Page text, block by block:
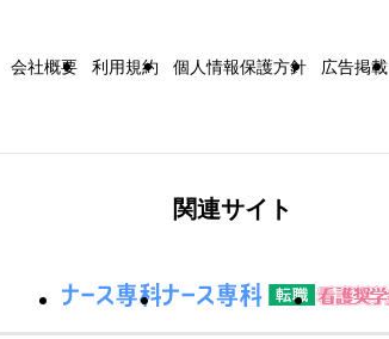
会社概要 利用規約 個人情報保護方針 広告掲載
関連サイト